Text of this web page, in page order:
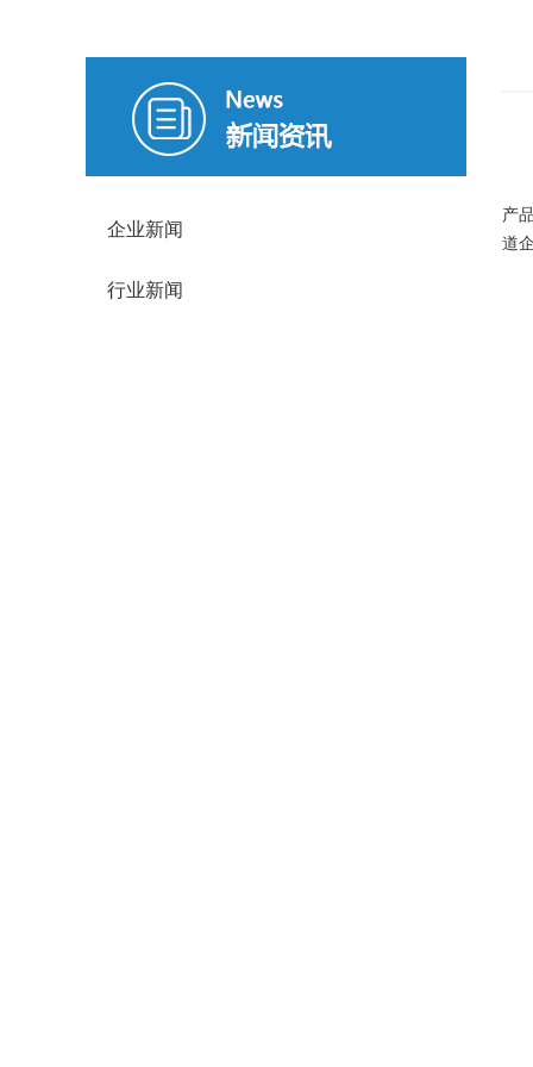
企业新闻
行业新闻
产
产
道
一